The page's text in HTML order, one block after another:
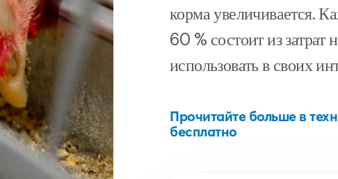
корма увеличивается.
60 % состоит из
использовать в своих
Прочитайте больше в
бесплатно